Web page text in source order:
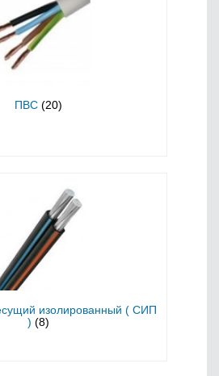
ПВС (20)
изолированный ( СИП
) (8)